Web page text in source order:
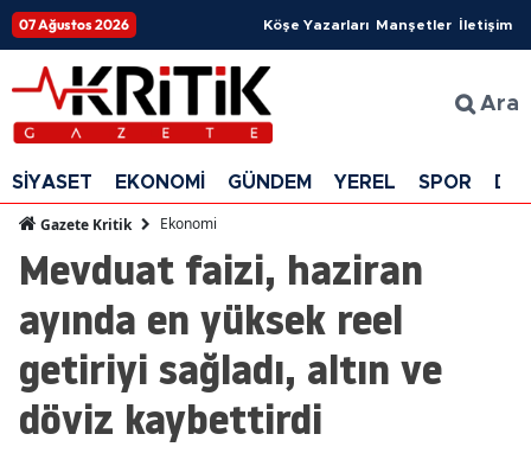
07 Ağustos 2026 Köşe Yazarları Manşetler İletişim
Ara
SİYASET EKONOMİ GÜNDEM YEREL SPOR
Gazete Kritik Ekonomi
Mevduat faizi, haziran
ayında en yüksek reel
getiriyi sağladı, altın ve
döviz kaybettirdi